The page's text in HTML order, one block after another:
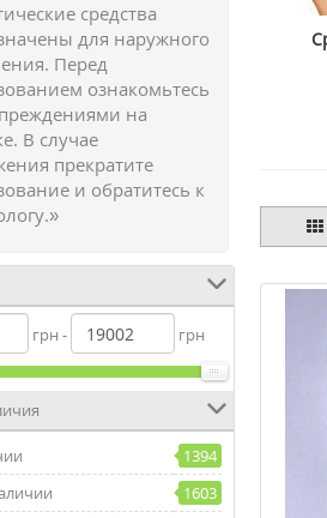
средства
для наружного
Перед
ознакомьтесь
на
В случае
прекратите
и обратитесь к
грн - грн
1394
1603